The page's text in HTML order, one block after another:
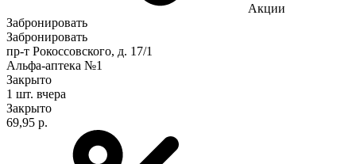
Акции
Забронировать
Забронировать
пр-т Рокоссовского, д. 17/1
Альфа-аптека №1
Закрыто
1 шт. вчера
Закрыто
69,95 р.